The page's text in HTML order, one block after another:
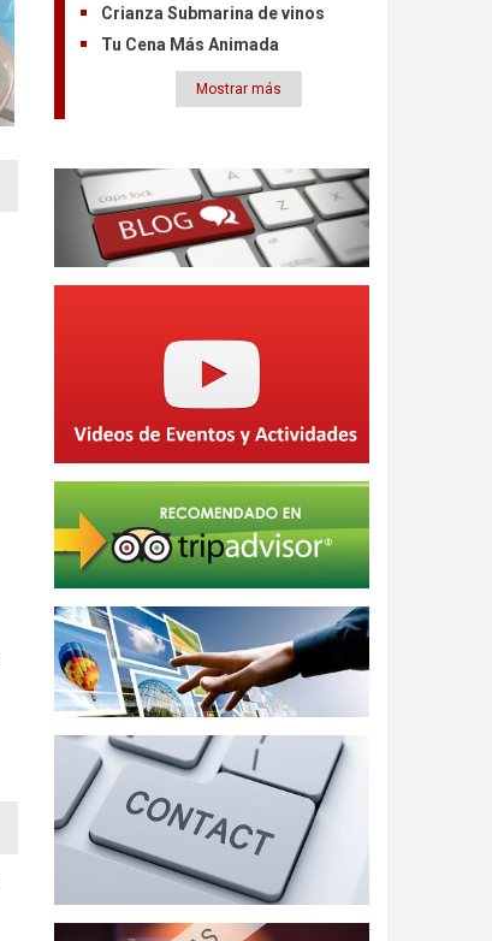
Crianza Submarina de vinos
Tu Cena Más Animada
Mostrar más